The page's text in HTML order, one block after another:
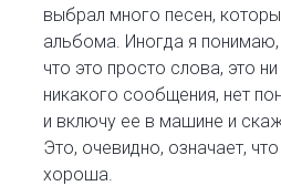
выбрал много песен,
альбома. Иногда я понимаю,
что это просто слова, это
никакого сообщения, нет
и включу ее в машине и
Это, очевидно, означает,
хороша.